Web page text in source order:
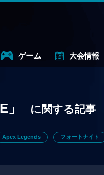
ゲーム 大会情報
に関する記事
Apex Legends フォートナイト